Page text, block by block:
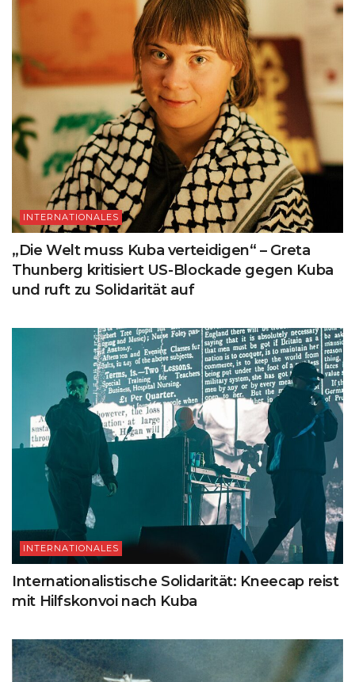
INTERNATIONALES
„Die Welt muss Kuba verteidigen“ – Greta
Thunberg kritisiert US-Blockade gegen Kuba
und ruft zu Solidarität auf
INTERNATIONALES
Internationalistische Solidarität: Kneecap reist
mit Hilfskonvoi nach Kuba